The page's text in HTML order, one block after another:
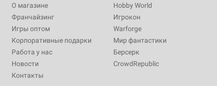
О магазине
Франчайзинг
Игры оптом
Корпоративные подарки
Работа у нас
Новости
Контакты
Hobby World
Игрокон
Warforge
Мир фантастики
Берсерк
CrowdRepublic